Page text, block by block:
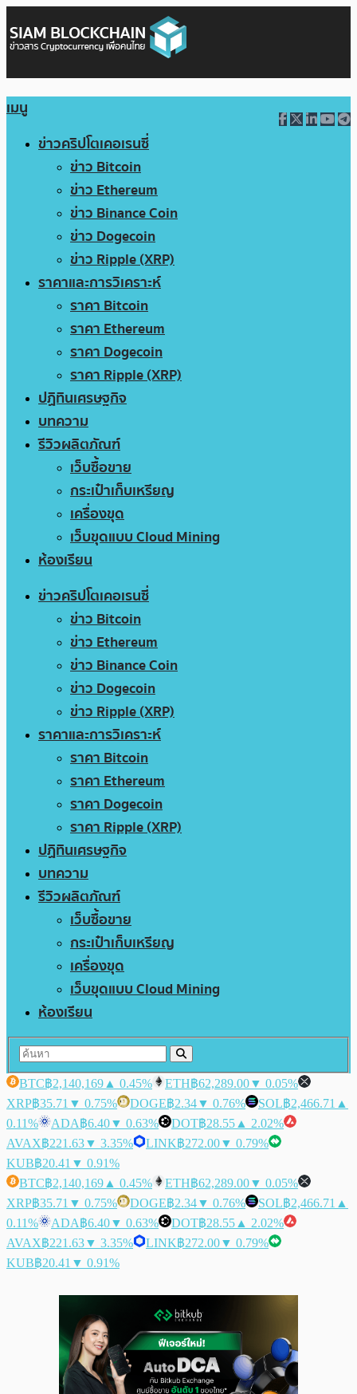
เมนู
ข่าวคริปโตเคอเรนซี่
ข่าว Bitcoin
ข่าว Ethereum
ข่าว Binance Coin
ข่าว Dogecoin
ข่าว Ripple (XRP)
ราคาและการวิเคราะห์
ราคา Bitcoin
ราคา Ethereum
ราคา Dogecoin
ราคา Ripple (XRP)
ปฏิทินเศรษฐกิจ
บทความ
รีวิวผลิตภัณฑ์
เว็บซื้อขาย
กระเป๋าเก็บเหรียญ
เครื่องขุด
เว็บขุดแบบ Cloud Mining
ห้องเรียน
ข่าวคริปโตเคอเรนซี่
ข่าว Bitcoin
ข่าว Ethereum
ข่าว Binance Coin
ข่าว Dogecoin
ข่าว Ripple (XRP)
ราคาและการวิเคราะห์
ราคา Bitcoin
ราคา Ethereum
ราคา Dogecoin
ราคา Ripple (XRP)
ปฏิทินเศรษฐกิจ
บทความ
รีวิวผลิตภัณฑ์
เว็บซื้อขาย
กระเป๋าเก็บเหรียญ
เครื่องขุด
เว็บขุดแบบ Cloud Mining
ห้องเรียน
BTC฿2,140,169 ▲ 0.45% ETH฿62,289.00▼ 0.05%
XRP฿35.71 ▼ 0.75% DOGE฿2.34▼ 0.76% SOL฿2,466.71 ▲
0.11%
ADA฿6.40▼ 0.63% DOT฿28.55 ▲ 2.02%
AVAX฿221.63▼ 3.35% LINK฿272.00▼ 0.79%
KUB฿20.41 ▼ 0.91%
BTC฿2,140,169 ▲ 0.45% ETH฿62,289.00▼ 0.05%
XRP฿35.71 ▼ 0.75% DOGE฿2.34▼ 0.76% SOL฿2,466.71 ▲
0.11%
ADA฿6.40▼ 0.63% DOT฿28.55 ▲ 2.02%
AVAX฿221.63▼ 3.35% LINK฿272.00▼ 0.79%
KUB฿20.41 ▼ 0.91%